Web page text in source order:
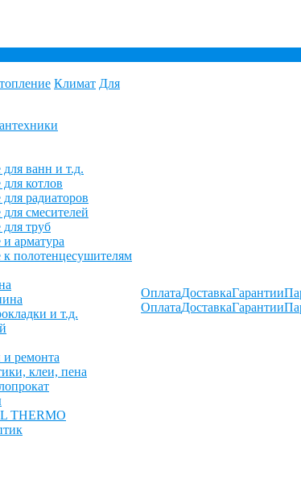
Климат Для
ванн и т.д.
котлов
радиаторов
смесителей
труб
арматура
полотенцесушителям
и т.д.
и ремонта
клеи, пена
THERMO
Оплата
Оплата
Доставка
Доставка
Гарантии
Гарантии